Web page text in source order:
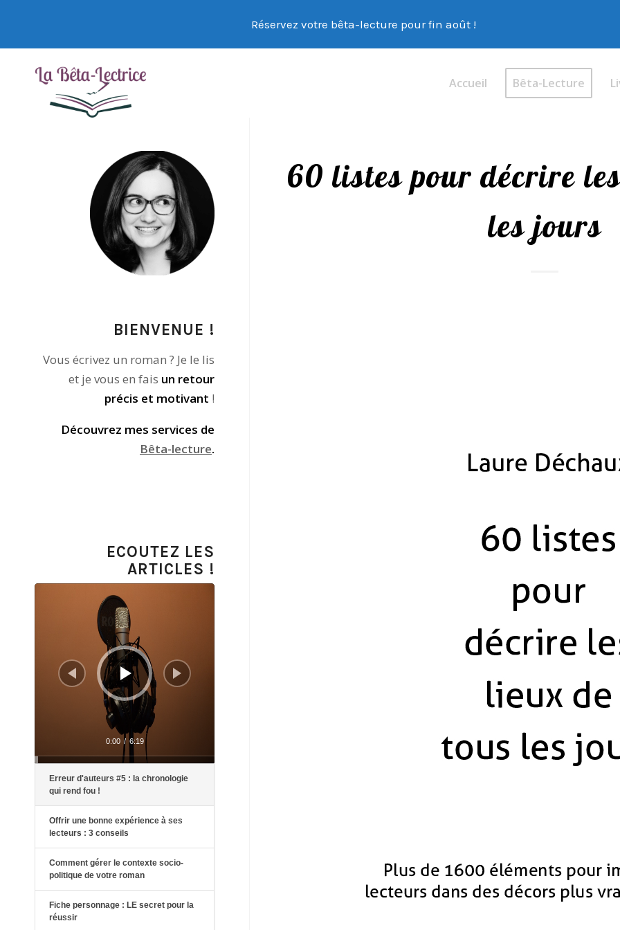
Accueil Bêta-Lecture
60 listes pour décrire
les jours
BIENVENUE !
Vous écrivez un roman ? Je le lis
et je vous en fais un retour
précis et motivant !
Découvrez mes services de
Bêta-lecture.
ECOUTEZ LES
ARTICLES !
0:00 / 6:19
Erreur d'auteurs #5 : la chronologie
qui rend fou !
Offrir une bonne expérience à ses
lecteurs : 3 conseils
Comment gérer le contexte socio-
politique de votre roman
Fiche personnage : LE secret pour la
réussir
Réservez votre bêta-lecture pour fin août !